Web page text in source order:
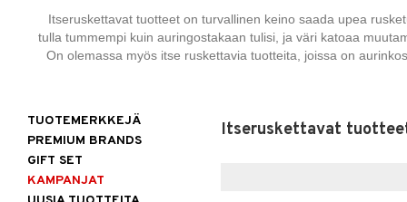
Itseruskettavat tuotteet on turvallinen keino saada upea
tulla tummempi kuin auringostakaan tulisi, ja väri katoaa
On olemassa myös itse ruskettavia tuotteita, joissa on
Itseruskettavat
TUOTEMERKKEJÄ
PREMIUM BRANDS
GIFT SET
KAMPANJAT